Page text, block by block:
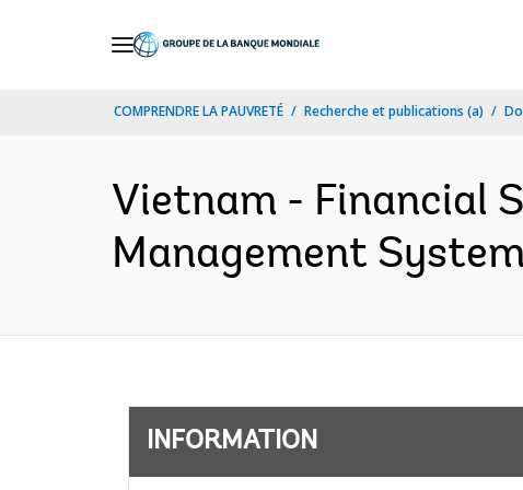
COMPRENDRE LA PAUVRETÉ Recherche et publications (a)
Vietnam - Financial
Management
INFORMATION